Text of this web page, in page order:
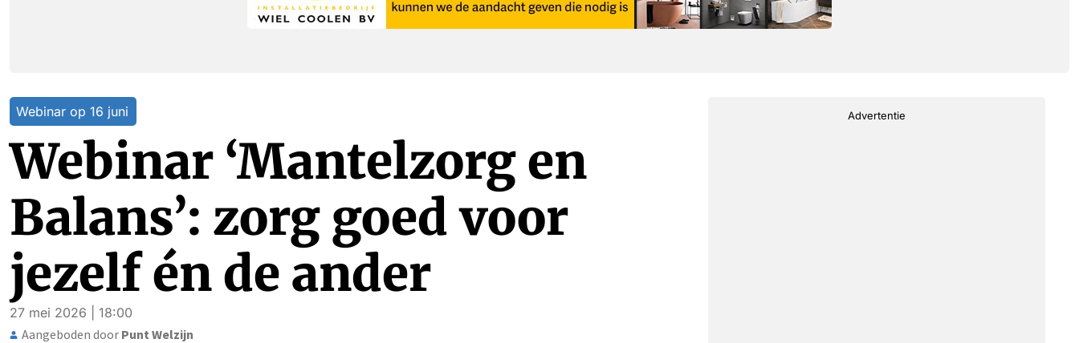
Webinar op 16 juni
Webinar ‘Mantelzorg en
Balans’: zorg goed voor
jezelf én de ander
27 mei 2026 | 18:00
Aangeboden door Punt Welzijn
Advertentie